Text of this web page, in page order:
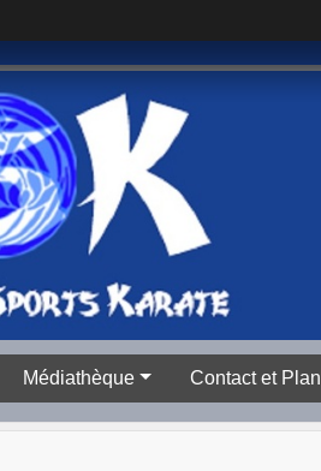
Médiathèque Contact et Plan